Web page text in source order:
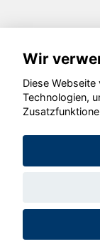
Wir
Diese
Technologien,